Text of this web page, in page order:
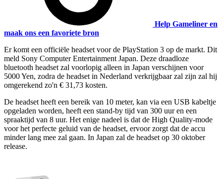
Help Gameliner en
maak ons een favoriete bron
Er komt een officiële headset voor de PlayStation 3 op de markt. Dit
meld Sony Computer Entertainment Japan. Deze draadloze
bluetooth headset zal voorlopig alleen in Japan verschijnen voor
5000 Yen, zodra de headset in Nederland verkrijgbaar zal zijn zal hij
omgerekend zo'n € 31,73 kosten.
De headset heeft een bereik van 10 meter, kan via een USB kabeltje
opgeladen worden, heeft een stand-by tijd van 300 uur en een
spraaktijd van 8 uur. Het enige nadeel is dat de High Quality-mode
voor het perfecte geluid van de headset, ervoor zorgt dat de accu
minder lang mee zal gaan. In Japan zal de headset op 30 oktober
release.